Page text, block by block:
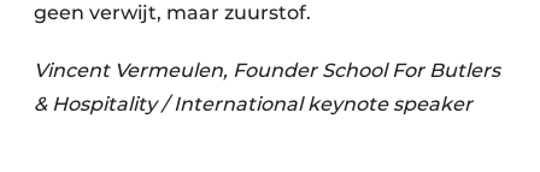
geen verwijt, maar zuurstof.
Vincent Vermeulen, Founder School For Butlers
& Hospitality / International keynote speaker